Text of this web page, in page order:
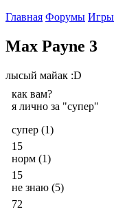
Главная Форумы Игры
Max Payne 3
лысый майак :D
как вам?
я лично за "супер"
супер (1)
15
норм (1)
15
не знаю (5)
72